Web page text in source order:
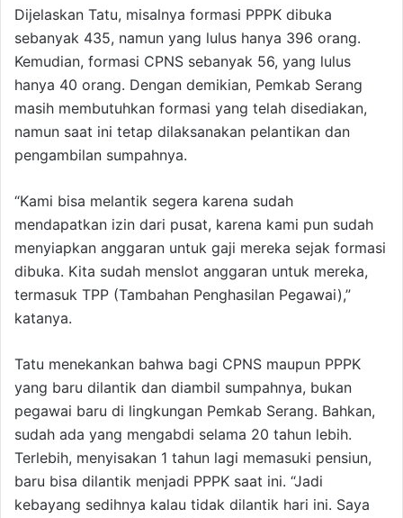
Dijelaskan Tatu, misalnya formasi PPPK dibuka
sebanyak 435, namun yang lulus hanya 396 orang.
Kemudian, formasi CPNS sebanyak 56, yang lulus
hanya 40 orang. Dengan demikian, Pemkab Serang
masih membutuhkan formasi yang telah disediakan,
namun saat ini tetap dilaksanakan pelantikan dan
pengambilan sumpahnya.
“Kami bisa melantik segera karena sudah
mendapatkan izin dari pusat, karena kami pun sudah
menyiapkan anggaran untuk gaji mereka sejak formasi
dibuka. Kita sudah menslot anggaran untuk mereka,
termasuk TPP (Tambahan Penghasilan Pegawai),”
katanya.
Tatu menekankan bahwa bagi CPNS maupun PPPK
yang baru dilantik dan diambil sumpahnya, bukan
pegawai baru di lingkungan Pemkab Serang. Bahkan,
sudah ada yang mengabdi selama 20 tahun lebih.
Terlebih, menyisakan 1 tahun lagi memasuki pensiun,
baru bisa dilantik menjadi PPPK saat ini. “Jadi
kebayang sedihnya kalau tidak dilantik hari ini. Saya